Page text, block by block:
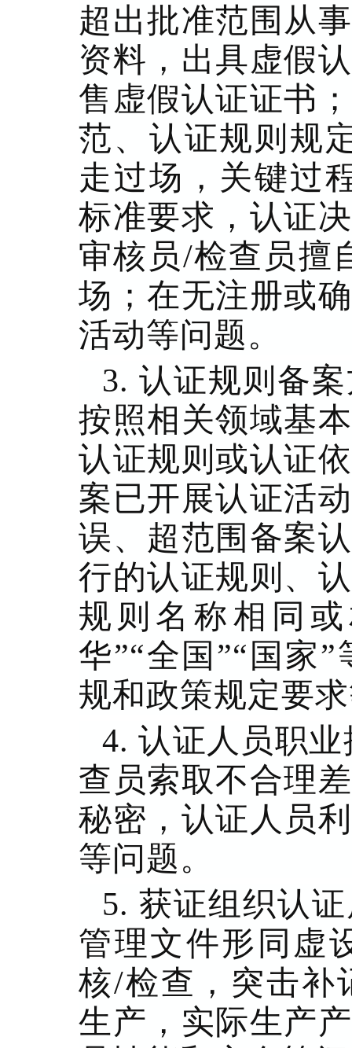
超出批准范围从
资料，出具虚假
售虚假认证证书
范、认证规则规
走过场，关键过
标准要求，认证
审核员/检查员擅
场；在无注册或
活动等问题。
3. 认证规则备
按照相关领域基
认证规则或认证
案已开展认证活
误、超范围备案
行的认证规则、
规则名称相同
华”“全国”“国家
规和政策规定要
4. 认证人员职
查员索取不合理
秘密，认证人员
等问题。
5. 获证组织认
管理文件形同虚
核/检查，突击补
生产，实际生产